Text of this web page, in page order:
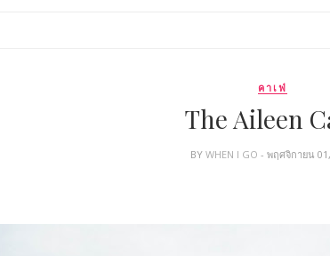
คาเฟ่
The Aileen
BY WHEN I GO - พฤศจิกายน